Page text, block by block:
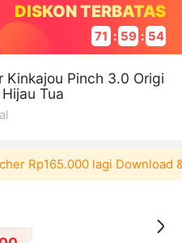
DISKON TERBATAS
71 : 59 : 54
Kinkajou Pinch 3.0 Origi
Tua
Rp165.000 lagi Download &